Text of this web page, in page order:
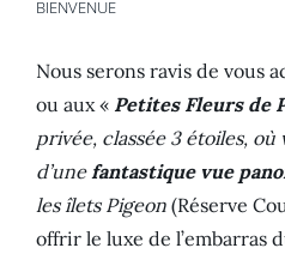
BIENVENUE
Nous serons ravis de vous
ou aux « Petites Fleurs de
privée, classée 3 étoiles,
d’une fantastique vue
les îlets Pigeon (Réserve
offrir le luxe de l’embarras